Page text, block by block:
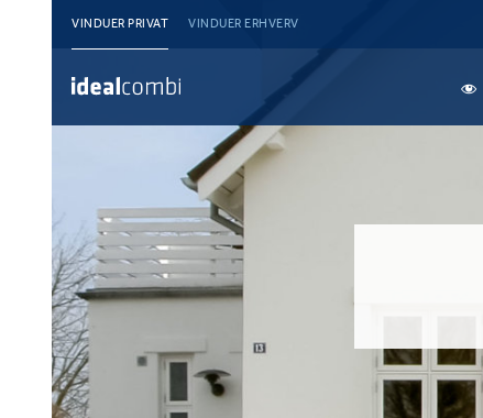
VINDUER PRIVAT VINDUER ERHVERV